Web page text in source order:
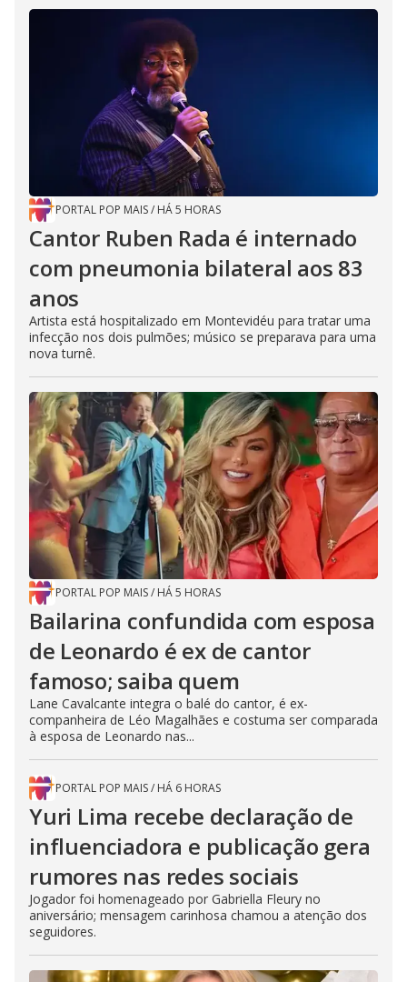
PORTAL POP MAIS/ HÁ 5 HORAS
Cantor Ruben Rada é internado
com pneumonia bilateral aos 83
anos
Artista está hospitalizado em Montevidéu para tratar uma
infecção nos dois pulmões; músico se preparava para uma
nova turnê.
PORTAL POP MAIS/ HÁ 5 HORAS
Bailarina confundida com esposa
de Leonardo é ex de cantor
famoso; saiba quem
Lane Cavalcante integra o balé do cantor, é ex-
companheira de Léo Magalhães e costuma ser comparada
à esposa de Leonardo nas...
PORTAL POP MAIS/ HÁ 6 HORAS
Yuri Lima recebe declaração de
influenciadora e publicação gera
rumores nas redes sociais
Jogador foi homenageado por Gabriella Fleury no
aniversário; mensagem carinhosa chamou a atenção dos
seguidores.